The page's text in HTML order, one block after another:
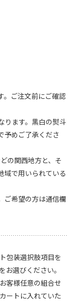
。ご注文前にご確認
ります。黒白の熨斗
予めご了承くださ
の関西地方と、そ
域で用いられている
ご希望の方は通信欄
包装選択肢項目を
お選びください。
客様任意の組合せ
ートに入れていた